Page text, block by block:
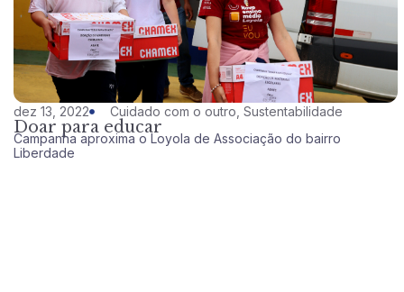
dez 13, 2022 Cuidado com o outro Sustentabilidade
Doar para educar
Campanha aproxima o Loyola de Associação do bairro
Liberdade